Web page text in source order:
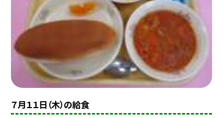
７月１１日（木）の給食